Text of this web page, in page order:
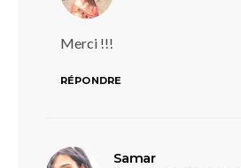
Merci !!!
RÉPONDRE
Samardit :